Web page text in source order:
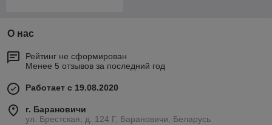
О нас
Рейтинг не сформирован
Менее 5 отзывов за последний год
Работает с 19.08.2020
г. Барановичи
ул. Брестская, д. 124 Г, Барановичи, Беларусь